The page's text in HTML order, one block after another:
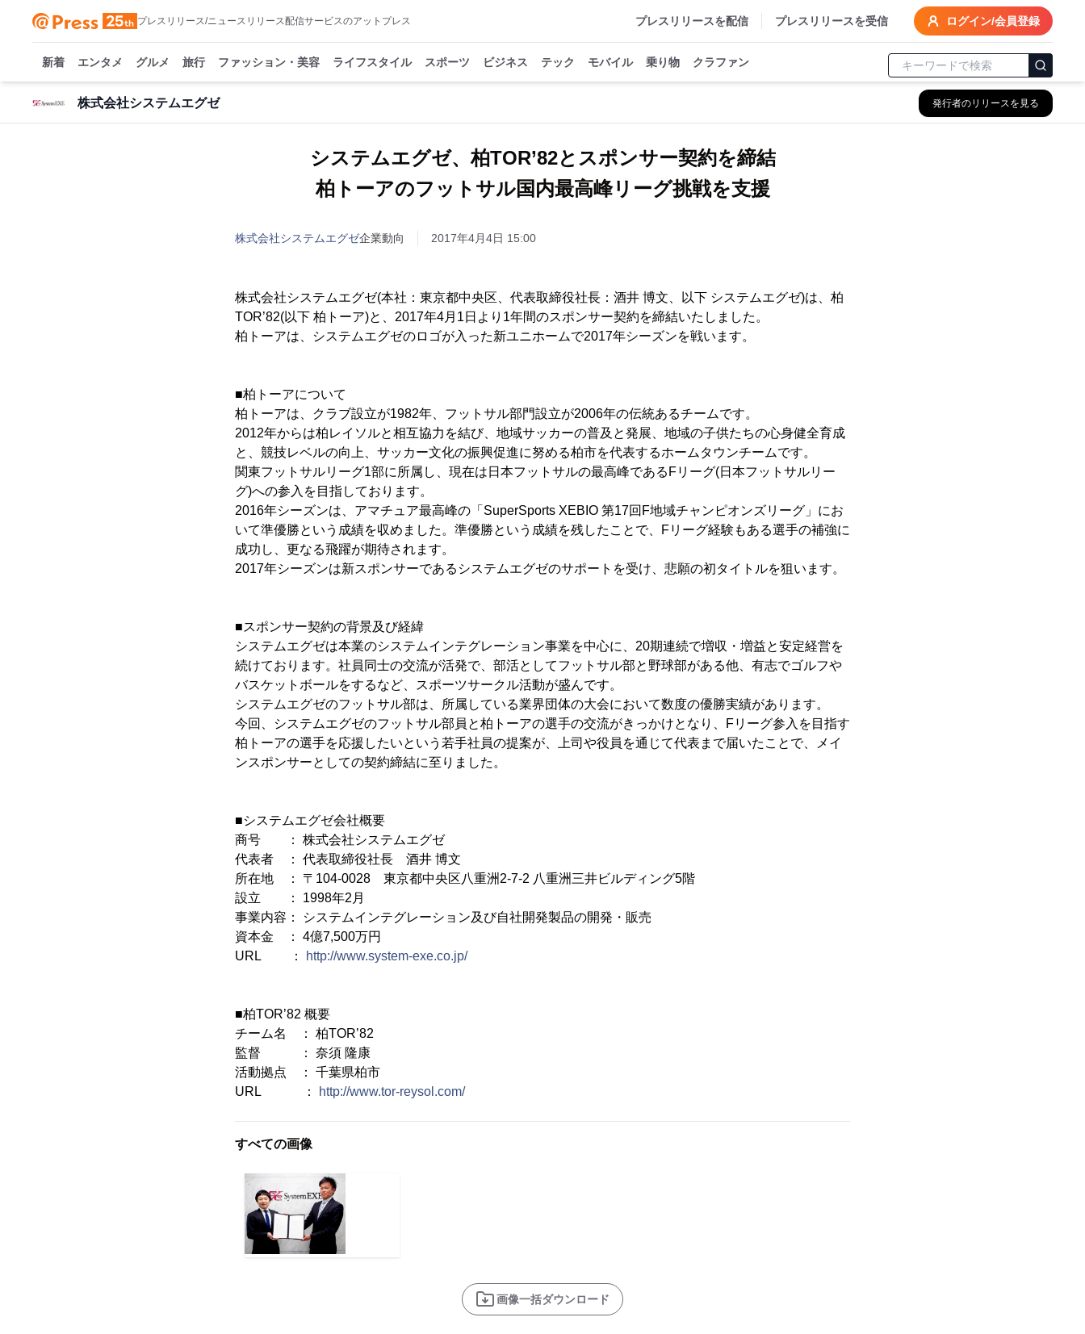
プレスリリース/ニュースリリース配信サービスのアットプレス プレスリリースを配信 プレスリリースを受信 ログイン/会員登録
新着 エンタメ グルメ 旅行 ファッション・美容 ライフスタイル スポーツ ビジネス テック モバイル 乗り物 クラファン
株式会社システムエグゼ 発行者のリリースを見る
システムエグゼ、柏TOR’82とスポンサー契約を締結
柏トーアのフットサル国内最高峰リーグ挑戦を支援
株式会社システムエグゼ企業動向 2017年4月4日 15:00
株式会社システムエグゼ(本社：東京都中央区、代表取締役社長：酒井 博文、以下 システムエグゼ)は、柏
TOR’82(以下 柏トーア)と、2017年4月1日より1年間のスポンサー契約を締結いたしました。
柏トーアは、システムエグゼのロゴが入った新ユニホームで2017年シーズンを戦います。
■柏トーアについて
柏トーアは、クラブ設立が1982年、フットサル部門設立が2006年の伝統あるチームです。
2012年からは柏レイソルと相互協力を結び、地域サッカーの普及と発展、地域の子供たちの心身健全育成
と、競技レベルの向上、サッカー文化の振興促進に努める柏市を代表するホームタウンチームです。
関東フットサルリーグ1部に所属し、現在は日本フットサルの最高峰であるFリーグ(日本フットサルリー
グ)への参入を目指しております。
2016年シーズンは、アマチュア最高峰の「SuperSports XEBIO 第17回F地域チャンピオンズリーグ」にお
いて準優勝という成績を収めました。準優勝という成績を残したことで、Fリーグ経験もある選手の補強に
成功し、更なる飛躍が期待されます。
2017年シーズンは新スポンサーであるシステムエグゼのサポートを受け、悲願の初タイトルを狙います。
■スポンサー契約の背景及び経緯
システムエグゼは本業のシステムインテグレーション事業を中心に、20期連続で増収・増益と安定経営を
続けております。社員同士の交流が活発で、部活としてフットサル部と野球部がある他、有志でゴルフや
バスケットボールをするなど、スポーツサークル活動が盛んです。
システムエグゼのフットサル部は、所属している業界団体の大会において数度の優勝実績があります。
今回、システムエグゼのフットサル部員と柏トーアの選手の交流がきっかけとなり、Fリーグ参入を目指す
柏トーアの選手を応援したいという若手社員の提案が、上司や役員を通じて代表まで届いたことで、メイ
ンスポンサーとしての契約締結に至りました。
■システムエグゼ会社概要
商号 ： 株式会社システムエグゼ
代表者 ： 代表取締役社長 酒井 博文
所在地 ： 〒104-0028 東京都中央区八重洲2-7-2 八重洲三井ビルディング5階
設立 ： 1998年2月
事業内容： システムインテグレーション及び自社開発製品の開発・販売
資本金 ： 4億7,500万円
URL ：
http://www.system-exe.co.jp/
■柏TOR’82 概要
チーム名 ： 柏TOR’82
監督 ： 奈須 隆康
活動拠点 ： 千葉県柏市
URL ：
http://www.tor-reysol.com/
すべての画像
画像一括ダウンロード